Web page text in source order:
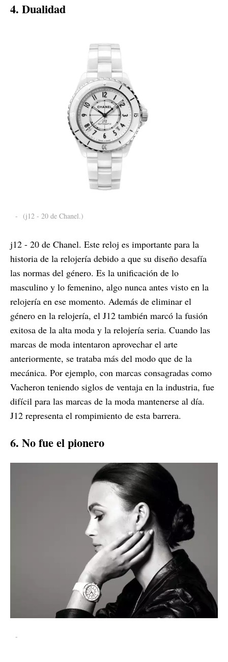
4. Dualidad
- (j12 - 20 de Chanel.)
j12 - 20 de Chanel. Este reloj es importante para la
historia de la relojería debido a que su diseño desafía
las normas del género. Es la unificación de lo
masculino y lo femenino, algo nunca antes visto en la
relojería en ese momento. Además de eliminar el
género en la relojería, el J12 también marcó la fusión
exitosa de la alta moda y la relojería seria. Cuando las
marcas de moda intentaron aprovechar el arte
anteriormente, se trataba más del modo que de la
mecánica. Por ejemplo, con marcas consagradas como
Vacheron teniendo siglos de ventaja en la industria, fue
difícil para las marcas de la moda mantenerse al día.
J12 representa el rompimiento de esta barrera.
6. No fue el pionero
-